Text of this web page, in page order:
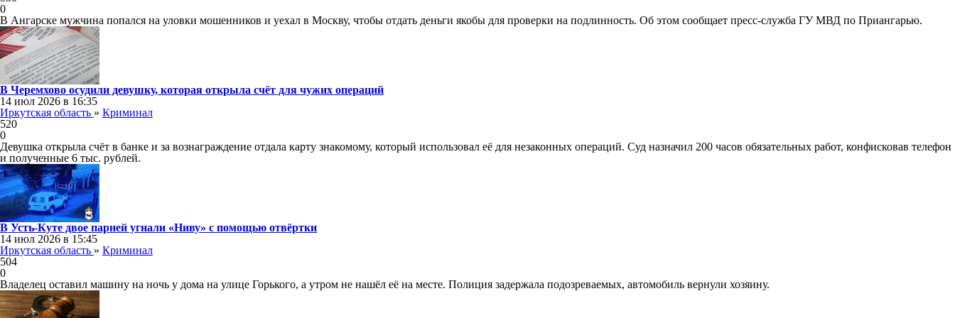
0
В Ангарске мужчина попался на уловки мошенников и уехал в Москву, чтобы отдать деньги якобы для проверки на подлинность. Об этом сообщает пресс-служба ГУ МВД по Приангарью.
В Черемхово осудили девушку, которая открыла счёт для чужих операций
14 июл 2026 в 16:35
Иркутская область » Криминал
520
0
Девушка открыла счёт в банке и за вознаграждение отдала карту знакомому, который использовал её для незаконных операций. Суд назначил 200 часов обязательных работ, конфисковав телефон
и полученные 6 тыс. рублей.
В Усть‑Куте двое парней угнали «Ниву» с помощью отвёртки
14 июл 2026 в 15:45
Иркутская область » Криминал
504
0
Владелец оставил машину на ночь у дома на улице Горького, а утром не нашёл её на месте. Полиция задержала подозреваемых, автомобиль вернули хозяину.